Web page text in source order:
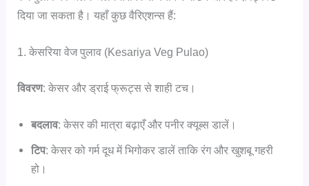
दिया जा सकता है। यहाँ कुछ वैरिएशन्स हैं:
1. केसरिया वेज पुलाव (Kesariya Veg Pulao)
विवरण: केसर और ड्राई फ्रूट्स से शाही टच।
बदलाव: केसर की मात्रा बढ़ाएँ और पनीर क्यूब्स डालें।
टिप: केसर को गर्म दूध में भिगोकर डालें ताकि रंग और खुशबू गहरी
हो।